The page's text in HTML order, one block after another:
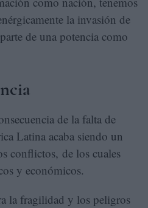
la invasión de
de una potencia como
de la falta de
Latina acaba siendo un
conflictos, de los cuales
y económicos.
la fragilidad y los peligros